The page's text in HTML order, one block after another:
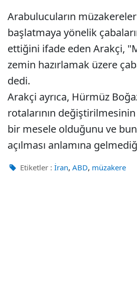
Arabulucuların
başlatmaya yönelik
ettiğini ifade eden Arakçi,
zemin hazırlamak üzere
dedi.
Arakçi ayrıca, Hürmüz
rotalarının
bir mesele olduğunu ve
açılması anlamına
Etiketler : İran, ABD, müzakere